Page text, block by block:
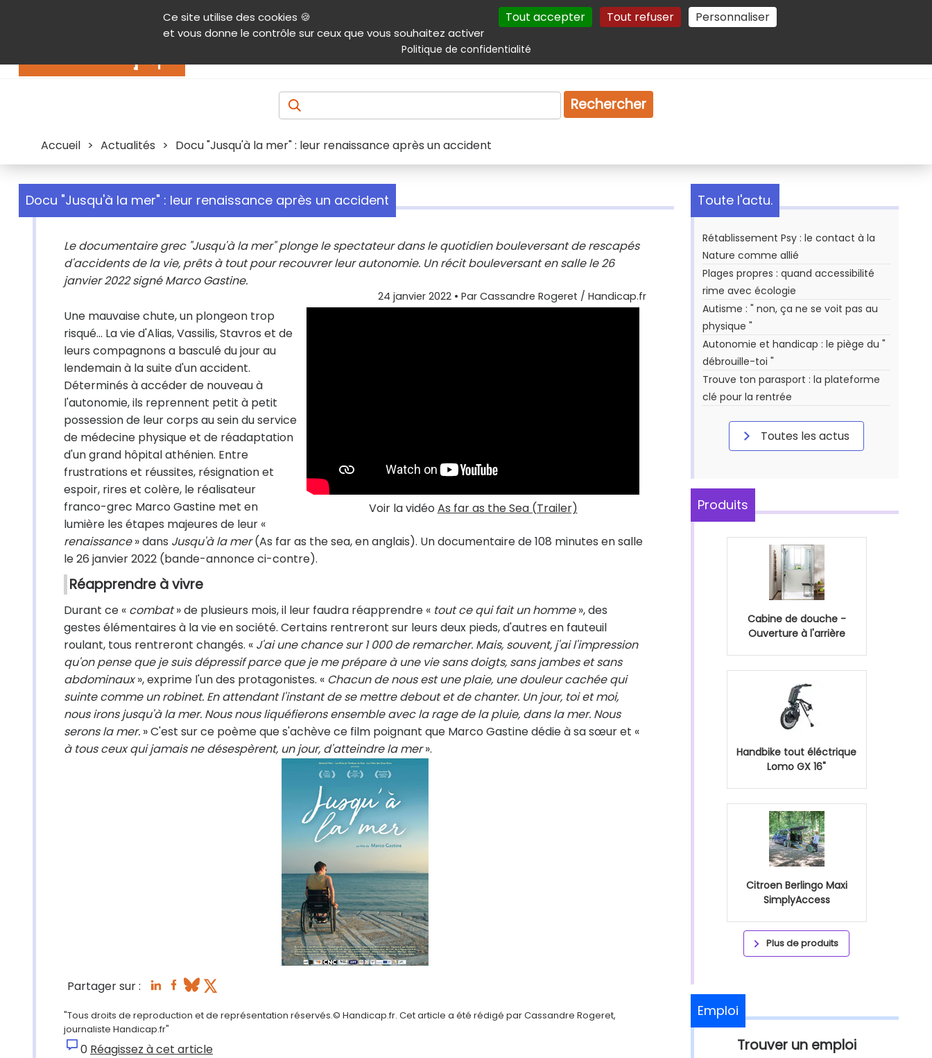
Ce site utilise des cookies 🍪
et vous donne le contrôle sur ceux que vous souhaitez activer
Tout accepter Tout refuser Personnaliser
Politique de confidentialité
Contenu Aide et accessibilité Menu principal Autres services Plan du site Gestion des cookies
Produits & services Emploi Droit
Rechercher
Accueil > Actualités > Docu "Jusqu'à la mer" : leur renaissance après un accident
Docu "Jusqu'à la mer" : leur renaissance après un accident
Le documentaire grec "Jusqu'à la mer" plonge le spectateur dans le quotidien bouleversant de rescapés
d'accidents de la vie, prêts à tout pour recouvrer leur autonomie. Un récit bouleversant en salle le 26
janvier 2022 signé Marco Gastine.
24 janvier 2022 • Par Cassandre Rogeret / Handicap.fr
Voir la vidéo As far as the Sea (Trailer)
Une mauvaise chute, un plongeon trop
risqué... La vie d'Alias, Vassilis, Stavros et de
leurs compagnons a basculé du jour au
lendemain à la suite d'un accident.
Déterminés à accéder de nouveau à
l'autonomie, ils reprennent petit à petit
possession de leur corps au sein du service
de médecine physique et de réadaptation
d'un grand hôpital athénien. Entre
frustrations et réussites, résignation et
espoir, rires et colère, le réalisateur
franco-grec Marco Gastine met en
lumière les étapes majeures de leur «
renaissance» dans Jusqu'à la mer(As far as the sea, en anglais). Un documentaire de 108 minutes en salle
le 26 janvier 2022 (bande-annonce ci-contre).
Réapprendre à vivre
Durant ce « combat» de plusieurs mois, il leur faudra réapprendre « tout ce qui fait un homme», des
gestes élémentaires à la vie en société. Certains rentreront sur leurs deux pieds, d'autres en fauteuil
roulant, tous rentreront changés. « J'ai une chance sur 1 000 de remarcher. Mais, souvent, j'ai l'impression
qu'on pense que je suis dépressif parce que je me prépare à une vie sans doigts, sans jambes et sans
abdominaux», exprime l'un des protagonistes. « Chacun de nous est une plaie, une douleur cachée qui
suinte comme un robinet. En attendant l'instant de se mettre debout et de chanter. Un jour, toi et moi,
nous irons jusqu'à la mer. Nous nous liquéfierons ensemble avec la rage de la pluie, dans la mer. Nous
serons la mer. » C'est sur ce poème que s'achève ce film poignant que Marco Gastine dédie à sa sœur et «
à tous ceux qui jamais ne désespèrent, un jour, d'atteindre la mer».
Partager sur :
"Tous droits de reproduction et de représentation réservés.© Handicap.fr. Cet article a été rédigé par Cassandre Rogeret,
journaliste Handicap.fr"
0 Réagissez à cet article
Toute l'actu.
Rétablissement Psy : le contact à la
Nature comme allié
Plages propres : quand accessibilité
rime avec écologie
Autisme : " non, ça ne se voit pas au
physique "
Autonomie et handicap : le piège du "
débrouille-toi "
Trouve ton parasport : la plateforme
clé pour la rentrée
Toutes les actus
Produits
Cabine de douche -
Ouverture à l'arrière
Handbike tout éléctrique
Lomo GX 16"
Citroen Berlingo Maxi
SimplyAccess
Plus de produits
Emploi
Trouver un emploi